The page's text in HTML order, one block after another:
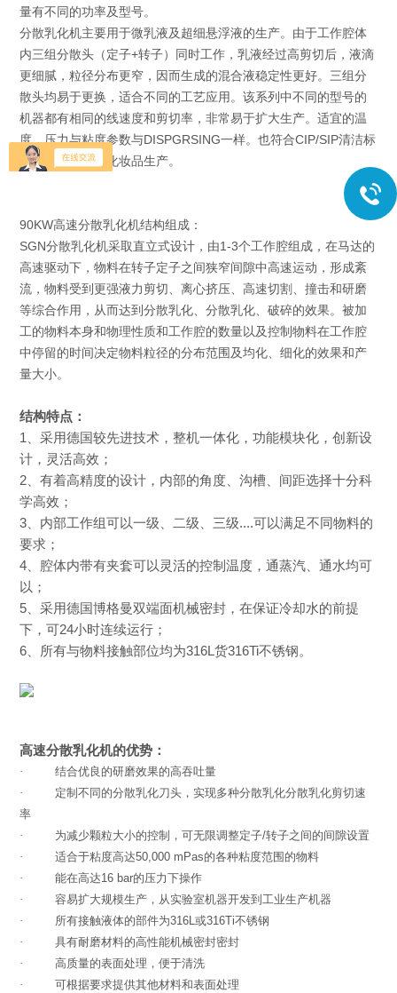
量有不同的功率及型号。
分散乳化机主要用于微乳液及超细悬浮液的生产。由于工作腔体
内三组分散头（定子+转子）同时工作，乳液经过高剪切后，液滴
更细腻，粒径分布更窄，因而生成的混合液稳定性更好。三组分
散头均易于更换，适合不同的工艺应用。该系列中不同的型号的
机器都有相同的线速度和剪切率，非常易于扩大生产。适宜的温
度，压力与粘度参数与DISPGRSING一样。也符合CIP/SIP清洁标
准，适合食品及化妆品生产。
90KW高速分散乳化机结构组成：
SGN分散乳化机采取直立式设计，由1-3个工作腔组成，在马达的
高速驱动下，物料在转子定子之间狭窄间隙中高速运动，形成紊
流，物料受到更强液力剪切、离心挤压、高速切割、撞击和研磨
等综合作用，从而达到分散乳化、分散乳化、破碎的效果。被加
工的物料本身和物理性质和工作腔的数量以及控制物料在工作腔
中停留的时间决定物料粒径的分布范围及均化、细化的效果和产
量大小。
结构特点：
1
、采用德国较先进技术，整机一体化，功能模块化，创新设
计，灵活高效；
2 、有着高精度的设计，内部的角度、沟槽、间距选择十分科
学高效；
3 、内部工作组可以一级、二级、三级....可以满足不同物料的
要求；
4 、腔体内带有夹套可以灵活的控制温度，通蒸汽、通水均可
以；
5 、采用德国博格曼双端面机械密封，在保证冷却水的前提
下，可24小时连续运行；
6 、所有与物料接触部位均为316L货316Ti不锈钢。
高速分散乳化机的优势：
·
结合优良的研磨效果的高吞吐量
·
定制不同的分散乳化刀头，实现多种分散乳化分散乳化剪切速
率
·
为减少颗粒大小的控制，可无限调整定子/转子之间的间隙设置
·
适合于粘度高达50,000 mPas的各种粘度范围的物料
·
能在高达16 bar的压力下操作
·
容易扩大规模生产，从实验室机器开发到工业生产机器
·
所有接触液体的部件为316L或316Ti不锈钢
·
具有耐磨材料的高性能机械密封密封
·
高质量的表面处理，便于清洗
·
可根据要求提供其他材料和表面处理